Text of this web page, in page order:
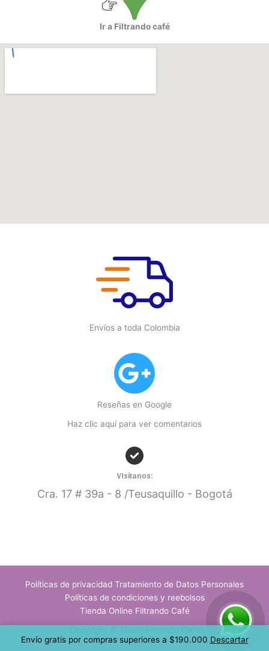
Envío gratis por compras superiores a $190.000 Descartar
Ir a Filtrando café
Envíos a toda Colombia
Reseñas en Google
Haz clic aquí para ver comentarios
Visítanos:
Cra. 17# 39a - 8 /Teusaquillo - Bogotá
Políticas de privacidad Tratamiento de Datos Personales
Políticas de condiciones y reebolsos
Tienda Online Filtrando Café